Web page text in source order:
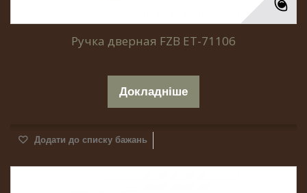
Ручка дверная FZB ET-71106
Докладніше
Додати до списку бажань